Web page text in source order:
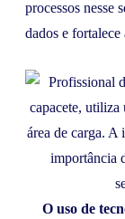
processos nesse
dados e fortalece
O uso de